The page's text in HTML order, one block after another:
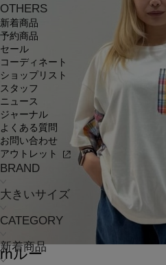
OTHERS
新着商品
予約商品
セール
コーディネート
ショップリスト
スタッフ
ニュース
ジャーナル
よくある質問
お問い合わせ
アウトレット
BRAND
大きいサイズ
CATEGORY
新着商品
rhルー